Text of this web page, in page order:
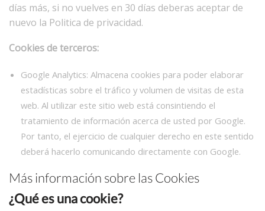
días más, si no vuelves en 30 días deberas aceptar de
nuevo la Politica de privacidad.
Cookies de terceros:
Google Analytics: Almacena cookies para poder elaborar
estadísticas sobre el tráfico y volumen de visitas de esta
web. Al utilizar este sitio web está consintiendo el
tratamiento de información acerca de usted por Google.
Por tanto, el ejercicio de cualquier derecho en este sentido
deberá hacerlo comunicando directamente con Google.
Más información sobre las Cookies
¿Qué es una cookie?